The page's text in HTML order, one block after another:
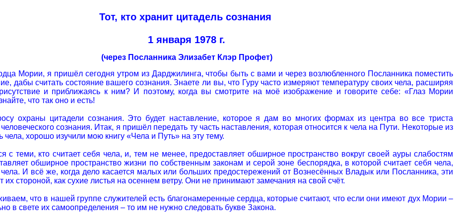
Тот, кто хранит цитадель сознания
1 января 1978 г.
(через Посланника Элизабет Клэр Профет)
Мории, я пришёл сегодня утром из Дарджилинга, чтобы быть с вами и через возлюбленного Посланника поместить
дабы считать состояние вашего сознания. Знаете ли вы, что Гуру часто измеряют температуру своих чела, расширяя
и приближаясь к ним? И поэтому, когда вы смотрите на моё изображение и говорите себе: «Глаз Мории
что так оно и есть!
охраны цитадели сознания. Это будет наставление, которое я дам во многих формах из центра во все триста
сознания. Итак, я пришёл передать ту часть наставления, которая относится к чела на Пути. Некоторые из
чела, хорошо изучили мою книгу «Чела и Путь» на эту тему.
с теми, кто считает себя чела, и, тем не менее, предоставляет обширное пространство вокруг своей ауры слабостям
обширное пространство жизни по собственным законам и серой зоне беспорядка, в которой считает себя чела,
И всё же, когда дело касается малых или больших предостережений от Вознесённых Владык или Посланника, эти
их стороной, как сухие листья на осеннем ветру. Они не принимают замечания на свой счёт.
что в нашей группе служителей есть благонамеренные сердца, которые считают, что если они имеют дух Мории –
в свете их самоопределения – то им не нужно следовать букве Закона.